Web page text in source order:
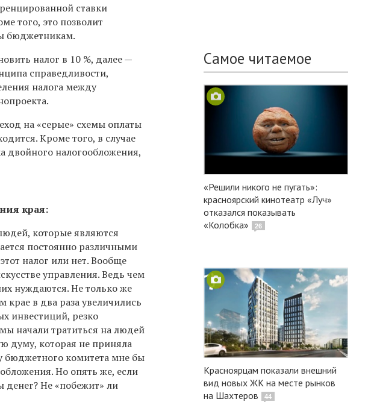
ставки
того, это позволит
бюджетникам.
налог в 10 %, далее —
справедливости,
налога между
на «серые» схемы оплаты
Кроме того, в случае
двойного налогообложения,
края:
которые являются
постоянно различными
налог или нет. Вообще
управления. Ведь чем
нуждаются. Не только же
в два раза увеличились
инвестиций, резко
начали тратиться на людей
думу, которая не приняла
бюджетного комитета мне бы
Но опять же, если
денег? Не «побежит» ли
Самое читаемое
«Решили никого не пугать»:
красноярский кинотеатр «Луч»
отказался показывать
«Колобка»
26
Красноярцам показали внешний
вид новых ЖК на месте рынков
на Шахтеров
44